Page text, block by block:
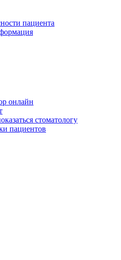
пациента
онлайн
стоматологу
пациентов